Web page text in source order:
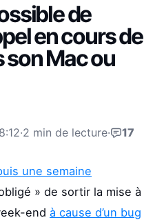
de
en cours de
son Mac ou
·2 min de lecture· 17
une semaine
» de sortir la mise à
end à cause d’un bug